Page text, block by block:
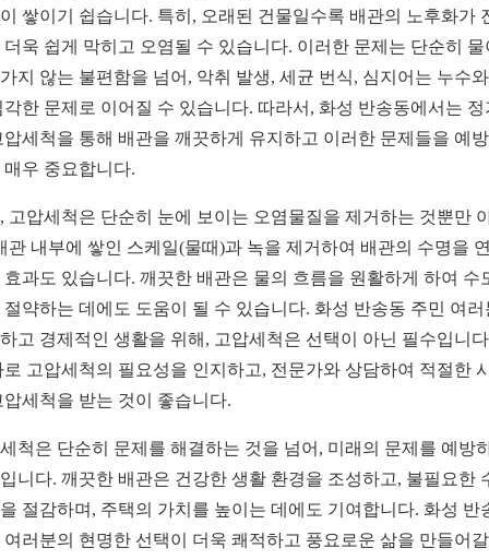
쌓이기 쉽습니다. 특히, 오래된 건물일수록 배관의 노후화가
더욱 쉽게 막히고 오염될 수 있습니다. 이러한 문제는 단순히 물
지 않는 불편함을 넘어, 악취 발생, 세균 번식, 심지어는 누수
각한 문제로 이어질 수 있습니다. 따라서, 화성 반송동에서는 정
압세척을 통해 배관을 깨끗하게 유지하고 이러한 문제들을 예
매우 중요합니다.
고압세척은 단순히 눈에 보이는 오염물질을 제거하는 것뿐만
관 내부에 쌓인 스케일(물때)과 녹을 제거하여 배관의 수명을
효과도 있습니다. 깨끗한 배관은 물의 흐름을 원활하게 하여 수
절약하는 데에도 도움이 될 수 있습니다. 화성 반송동 주민 여러
고 경제적인 생활을 위해, 고압세척은 선택이 아닌 필수입니
로 고압세척의 필요성을 인지하고, 전문가와 상담하여 적절한
압세척을 받는 것이 좋습니다.
척은 단순히 문제를 해결하는 것을 넘어, 미래의 문제를 예방
니다. 깨끗한 배관은 건강한 생활 환경을 조성하고, 불필요한
절감하며, 주택의 가치를 높이는 데에도 기여합니다. 화성 반
여러분의 현명한 선택이 더욱 쾌적하고 풍요로운 삶을 만들어